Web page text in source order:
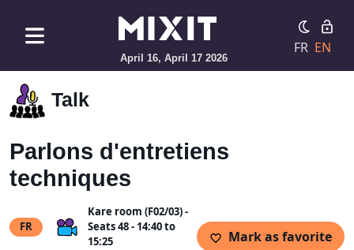
April 16, April 17 2026
FR EN
Talk
Parlons d'entretiens
techniques
FR
Kare room (F02/03) -
Seats 48 - 14:40 to
15:25
Mark as favorite